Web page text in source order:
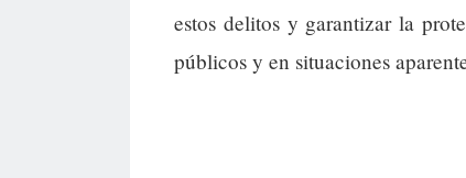
estos delitos y garantizar la
públicos y en situaciones